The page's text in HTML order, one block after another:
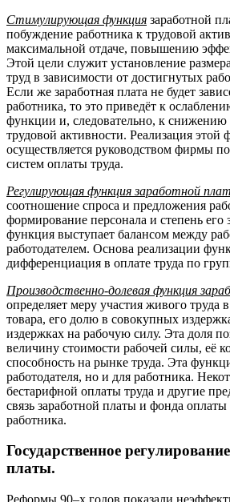
Стимулирующая функция заработной
побуждение работника к трудовой
максимальной отдаче, повышению
Этой цели служит установление
труд в зависимости от достигнутых
Если же заработная плата не будет
работника, то это приведёт к
функции и, следовательно, к
трудовой активности. Реализация этой
осуществляется руководством фирмы
систем оплаты труда.
Регулирующая функция заработной
соотношение спроса и предложения
формирование персонала и степень его
функция выступает балансом между
работодателем. Основа реализации
дифференциация в оплате труда по
Производственно-долевая функция
определяет меру участия живого труда
товара, его долю в совокупных
издержках на рабочую силу. Эта доля
величину стоимости рабочей силы, её
способность на рынке труда. Эта
работодателя, но и для работника.
бестарифной оплаты труда и другие
связь заработной платы и фонда оплаты
работника.
Государственное
платы.